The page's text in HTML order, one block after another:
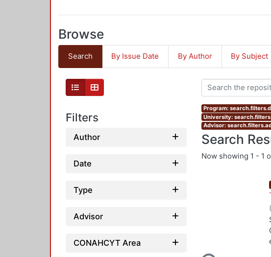
Browse
Search By Issue Date By Author By Subject
Filters
Author
Date
Type
Advisor
CONAHCYT Area
Program:
University:
Advisor:
Search
Now showing 1 - 1
(